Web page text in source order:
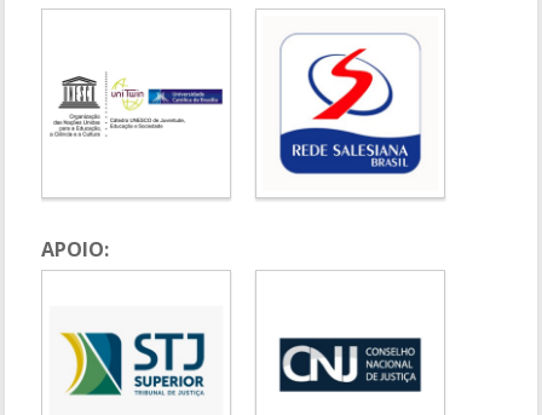
APOIO: